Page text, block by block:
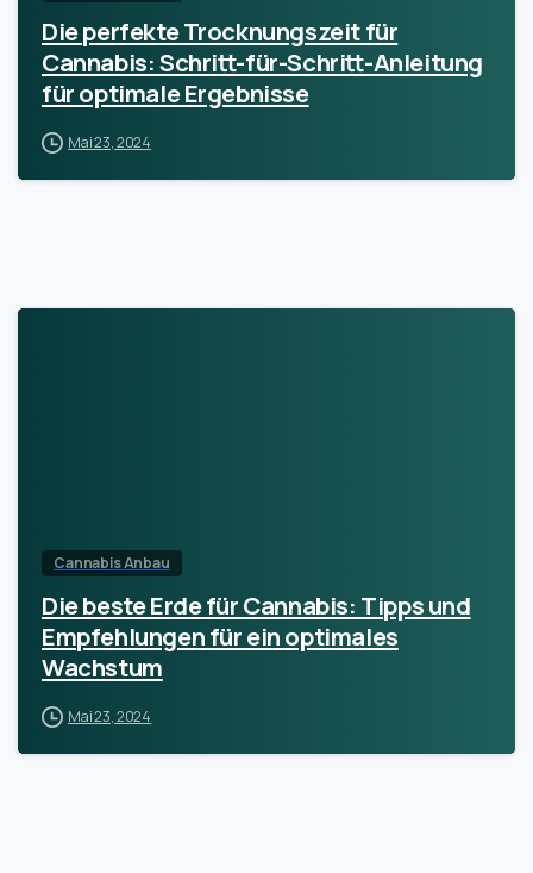
Die perfekte Trocknungszeit für
Cannabis: Schritt-für-Schritt-Anleitung
für optimale Ergebnisse
Mai 23, 2024
Cannabis Anbau
Die beste Erde für Cannabis: Tipps und
Empfehlungen für ein optimales
Wachstum
Mai 23, 2024